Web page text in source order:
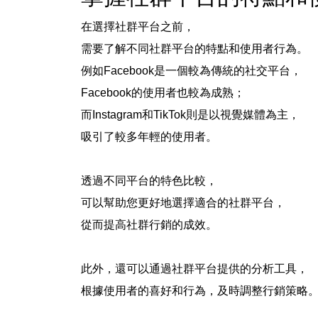
在選擇社群平台之前，
需要了解不同社群平台的特點和使用者行為。
例如Facebook是一個較為傳統的社交平台，
Facebook的使用者也較為成熟；
而Instagram和TikTok則是以視覺媒體為主，
吸引了較多年輕的使用者。
透過不同平台的特色比較，
可以幫助您更好地選擇適合的社群平台，
從而提高社群行銷的成效。
此外，還可以通過社群平台提供的分析工具 ，
根據使用者的喜好和行為，及時調整行銷策略